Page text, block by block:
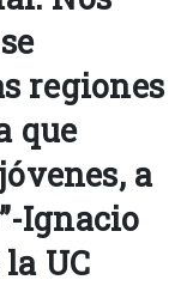
regiones
que
a
Ignacio
UC